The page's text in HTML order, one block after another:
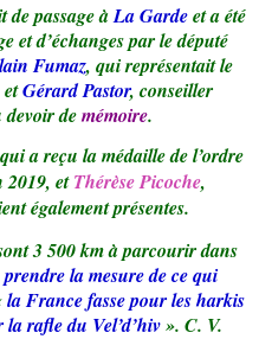
de passage àLa Gardeet a été
et d’échanges par le député
Fumaz, qui représentait le
etGérard Pastor, conseiller
demémoire.
a reçu la médaille de l’ordre
etThérèse Picoche,
également présentes.
3 500 km à parcourir dans
la mesure de ce qui
la France fasse pour les harkis
la rafle du Vel’d’hiv». C. V.